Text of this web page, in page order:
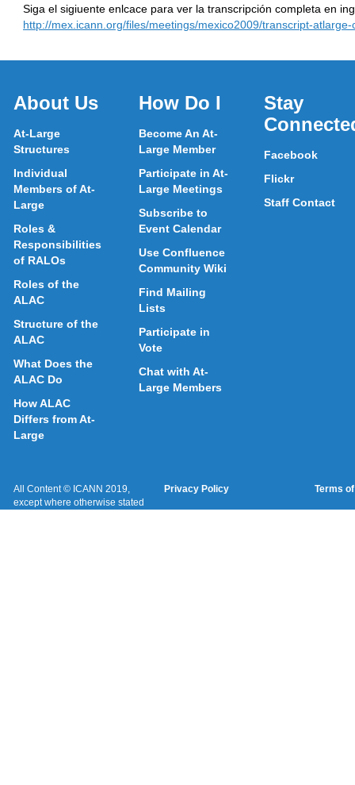
Siga el sigiuente enlcace para ver la transcripción completa en
http://mex.icann.org/files/meetings/mexico2009/transcript-atlarge-
About Us
At-Large
Structures
Individual
Members of At-
Large
Roles &
Responsibilities
of RALOs
Roles of the
ALAC
Structure of the
ALAC
What Does the
ALAC Do
How ALAC
Differs from At-
Large
How Do I
Become An At-
Large Member
Participate in At-
Large Meetings
Subscribe to
Event Calendar
Use Confluence
Community Wiki
Find Mailing
Lists
Participate in
Vote
Chat with At-
Large Members
Stay
Facebook
Flickr
Staff Contact
All Content © ICANN 2019,
except where otherwise stated
Privacy Policy Terms